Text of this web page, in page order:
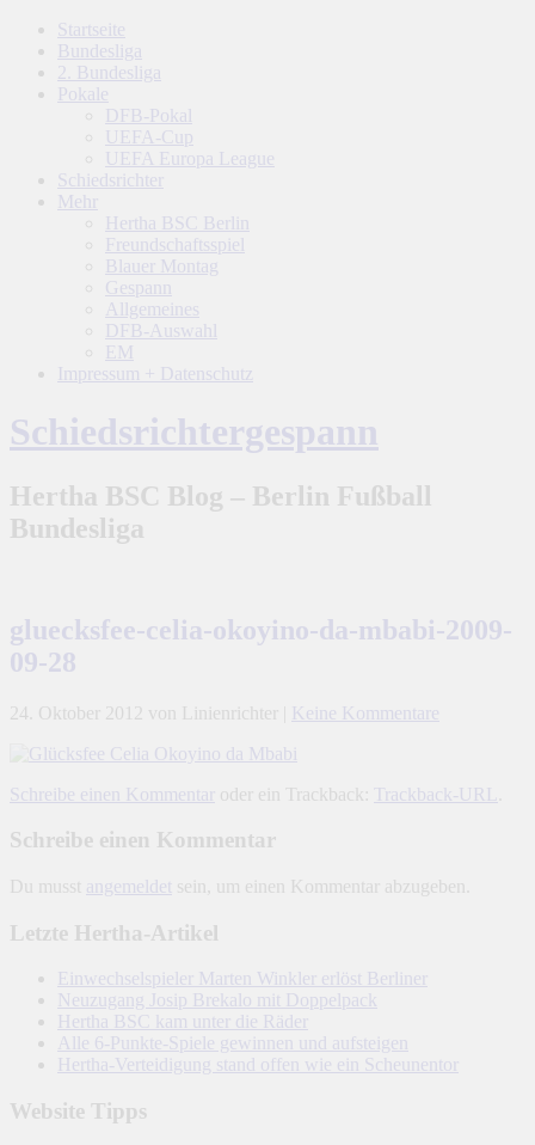
Startseite
Bundesliga
2. Bundesliga
Pokale
DFB-Pokal
UEFA-Cup
UEFA Europa League
Schiedsrichter
Mehr
Hertha BSC Berlin
Freundschaftsspiel
Blauer Montag
Gespann
Allgemeines
DFB-Auswahl
EM
Impressum + Datenschutz
Schiedsrichtergespann
Hertha BSC Blog – Berlin Fußball
Bundesliga
gluecksfee-celia-okoyino-da-mbabi-2009-
09-28
24. Oktober 2012 von Linienrichter Keine Kommentare
Schreibe einen Kommentar oder ein Trackback: Trackback-URL
Schreibe einen Kommentar
Du musst angemeldet sein, um einen Kommentar abzugeben.
Letzte Hertha-Artikel
Einwechselspieler Marten Winkler erlöst Berliner
Neuzugang Josip Brekalo mit Doppelpack
Hertha BSC kam unter die Räder
Alle 6-Punkte-Spiele gewinnen und aufsteigen
Hertha-Verteidigung stand offen wie ein Scheunentor
Website Tipps